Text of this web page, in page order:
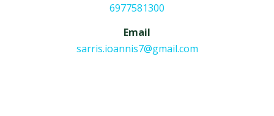
6977581300
Email
sarris.ioannis7@gmail.com